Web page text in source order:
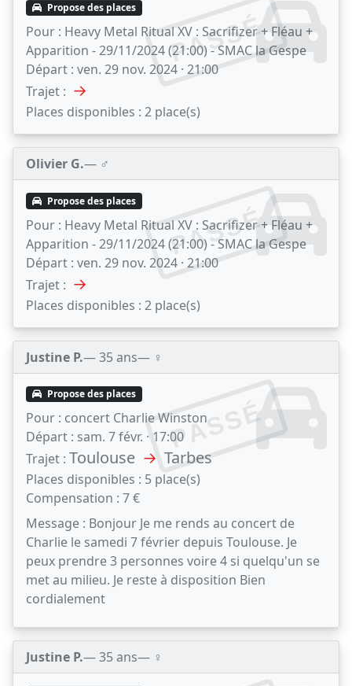
PASSÉ
Propose des places
Pour : Heavy Metal Ritual XV : Sacrifizer + Fléau +
Apparition - 29/11/2024 (21:00) - SMAC la Gespe
Départ : ven. 29 nov. 2024 · 21:00
Trajet : →
Places disponibles : 2 place(s)
Olivier G.— ♂️
PASSÉ
Propose des places
Pour : Heavy Metal Ritual XV : Sacrifizer + Fléau +
Apparition - 29/11/2024 (21:00) - SMAC la Gespe
Départ : ven. 29 nov. 2024 · 21:00
Trajet : →
Places disponibles : 2 place(s)
Justine P.— 35 ans— ♀️
PASSÉ
Propose des places
Pour : concert Charlie Winston
Départ : sam. 7 févr. · 17:00
Trajet : Toulouse → Tarbes
Places disponibles : 5 place(s)
Compensation : 7 €
Message : Bonjour Je me rends au concert de
Charlie le samedi 7 février depuis Toulouse. Je
peux prendre 3 personnes voire 4 si quelqu'un se
met au milieu. Je reste à disposition Bien
cordialement
Justine P.— 35 ans— ♀️